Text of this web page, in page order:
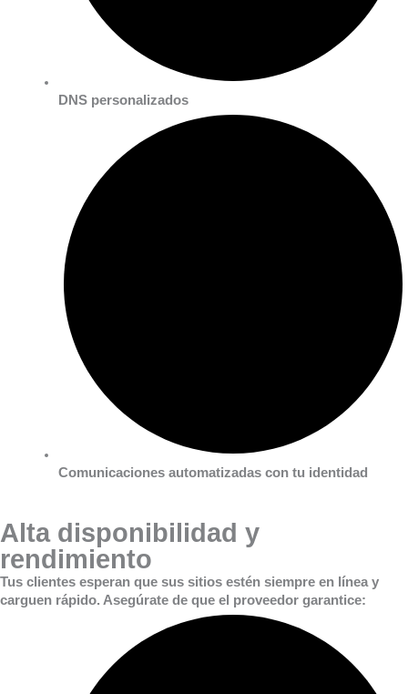
DNS personalizados
Comunicaciones automatizadas con tu identidad
Alta disponibilidad y
rendimiento
Tus clientes esperan que sus sitios estén siempre en línea y
carguen rápido. Asegúrate de que el proveedor garantice: